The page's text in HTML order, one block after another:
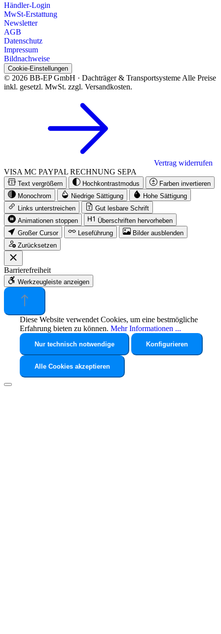
Händler-Login
MwSt-Erstattung
Newsletter
AGB
Datenschutz
Impressum
Bildnachweise
Cookie-Einstellungen
© 2026 BB-EP GmbH · Dachträger & Transportsysteme Alle Preise
inkl. gesetzl. MwSt. zzgl. Versandkosten.
Vertrag widerrufen
VISA MC PAYPAL RECHNUNG SEPA
Text vergrößern Hochkontrastmodus
Farben invertieren
Monochrom
Niedrige Sättigung
Hohe Sättigung
Links unterstreichen
Gut lesbare Schrift
Animationen stoppen
Überschriften hervorheben
Großer Cursor
Leseführung
Bilder ausblenden
Zurücksetzen
Barrierefreiheit
Werkzeugleiste anzeigen
Diese Website verwendet Cookies, um eine bestmögliche
Erfahrung bieten zu können. Mehr Informationen ...
Nur technisch notwendige Konfigurieren
Alle Cookies akzeptieren